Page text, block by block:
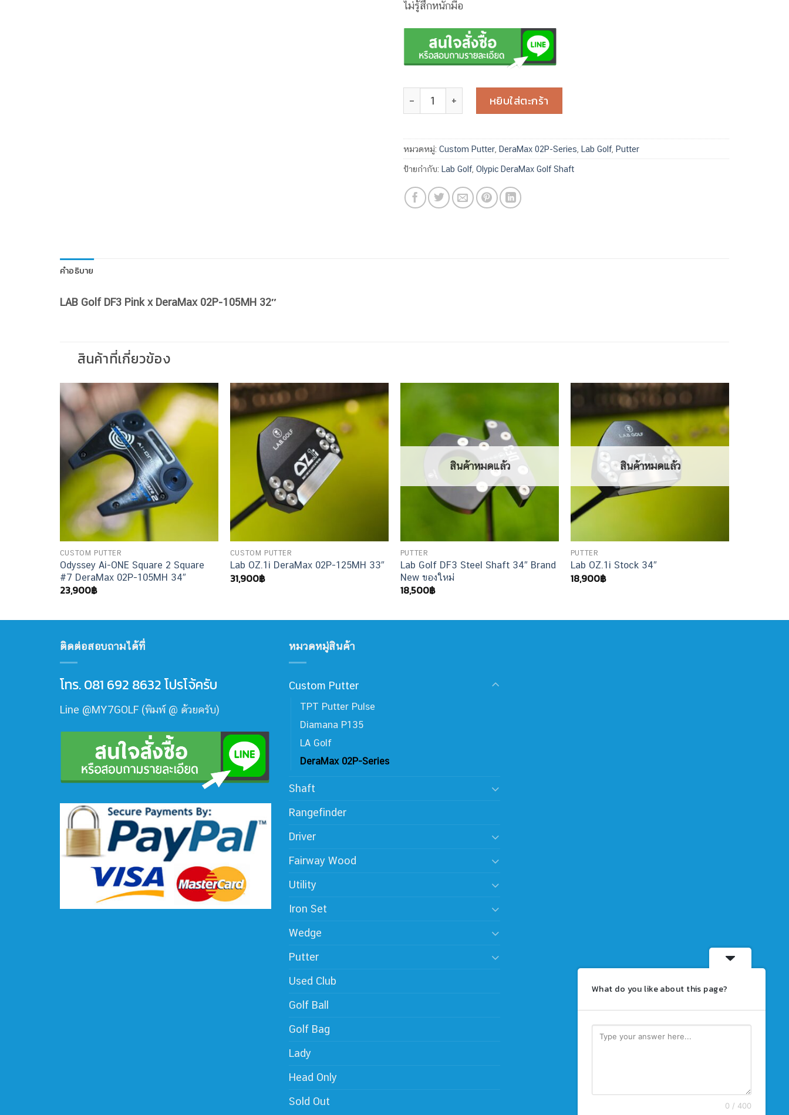
ไม่รู้สึกหนักมือ
จำนวน LAB Golf DF3 Pink x DeraMax 02P-105MH 32″ ชิ้น
หยิบใส่ตะกร้า
หมวดหมู่: Custom Putter DeraMax 02P-Series Lab Golf, Putter
ป้ายกำกับ: Lab Golf, Olypic DeraMax Golf Shaft
คำอธิบาย
LAB Golf DF3 Pink x DeraMax 02P-105MH 32″
สินค้าที่เกี่ยวข้อง
CUSTOM PUTTER
Odyssey Ai-ONE Square 2 Square
#7 DeraMax 02P-105MH 34″
23,900฿
CUSTOM PUTTER
Lab OZ.1i DeraMax 02P-125MH 33″
31,900฿
สินค้าหมดแล้ว
PUTTER
Lab Golf DF3 Steel Shaft 34″ Brand
New ของใหม่
18,500฿
สินค้าหมดแล้ว
PUTTER
Lab OZ.1i Stock 34″
18,900฿
ติดต่อสอบถามได้ที่
โทร. 081 692 8632 โปรโจ้ครับ
Line @MY7GOLF (พิมพ์ @ ด้วยครับ)
หมวดหมู่สินค้า
Custom Putter
TPT Putter Pulse
Diamana P135
LA Golf
DeraMax 02P-Series
Shaft
Rangefinder
Driver
Fairway Wood
Utility
Iron Set
Wedge
Putter
Used Club
Golf Ball
Golf Bag
Lady
Head Only
Sold Out
What do you like about this page?
0 / 400